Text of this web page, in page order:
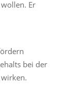
Er
bei der